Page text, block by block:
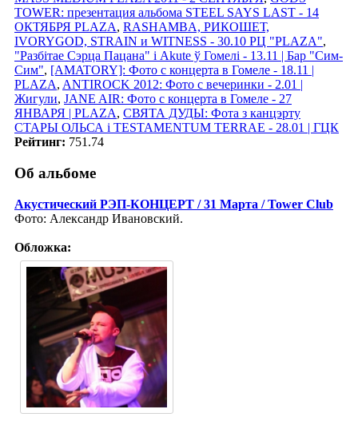
TOWER: презентация альбома STEEL SAYS LAST - 14
ОКТЯБРЯ PLAZA, RASHAMBA, РИКОШЕТ,
IVORYGOD, STRAIN и WITNESS - 30.10 РЦ "PLAZA",
"Разбітае Сэрца Пацана" і Akute ў Гомелi - 13.11 | Бар "Сим-
Сим", [AMATORY]: Фото с концерта в Гомеле - 18.11 |
PLAZA, ANTIROCK 2012: Фото с вечеринки - 2.01 |
Жигули, JANE AIR: Фото с концерта в Гомеле - 27
ЯНВАРЯ | PLAZA, СВЯТА ДУДЫ: Фота з канцэрту
СТАРЫ ОЛЬСА i TESTAMENTUM TERRAE - 28.01 | ГЦК
Рейтинг: 751.74
Об альбоме
Акустический РЭП-КОНЦЕРТ / 31 Марта / Tower Club
Фото: Александр Ивановский.
Обложка: